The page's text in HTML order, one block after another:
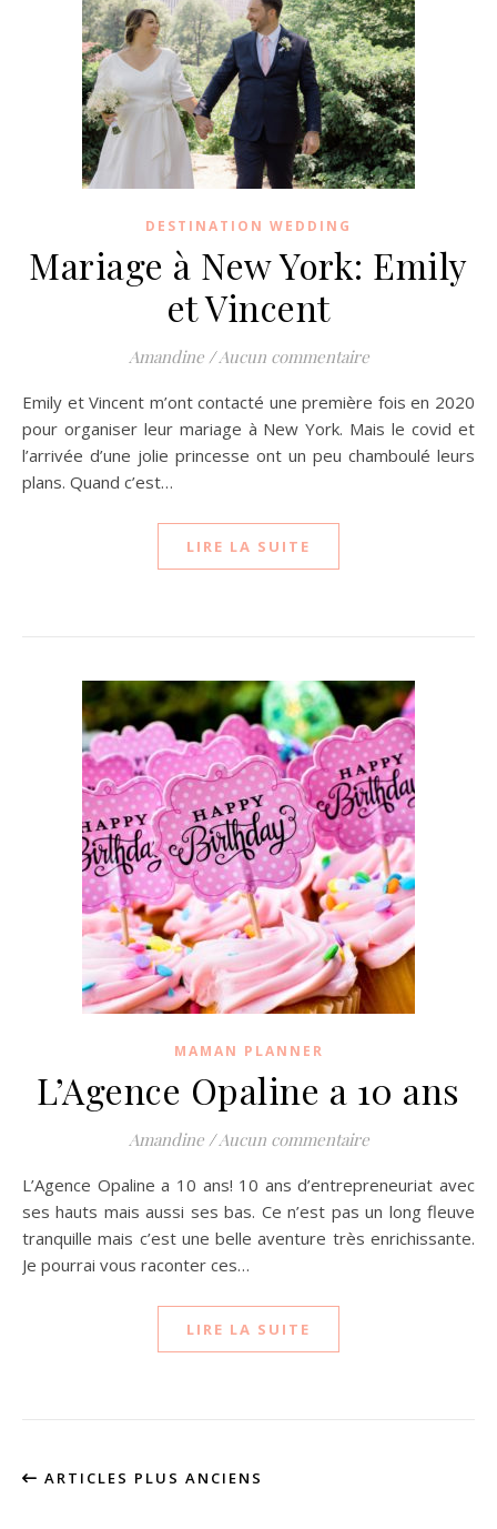
DESTINATION WEDDING
Mariage à New York: Emily
et Vincent
Amandine /Aucun commentaire
Emily et Vincent m’ont contacté une première fois en 2020
pour organiser leur mariage à New York. Mais le covid et
l’arrivée d’une jolie princesse ont un peu chamboulé leurs
plans. Quand c’est…
LIRE LA SUITE
MAMAN PLANNER
L’Agence Opaline a 10 ans
Amandine /Aucun commentaire
L’Agence Opaline a 10 ans! 10 ans d’entrepreneuriat avec
ses hauts mais aussi ses bas. Ce n’est pas un long fleuve
tranquille mais c’est une belle aventure très enrichissante.
Je pourrai vous raconter ces…
LIRE LA SUITE
ARTICLES PLUS ANCIENS